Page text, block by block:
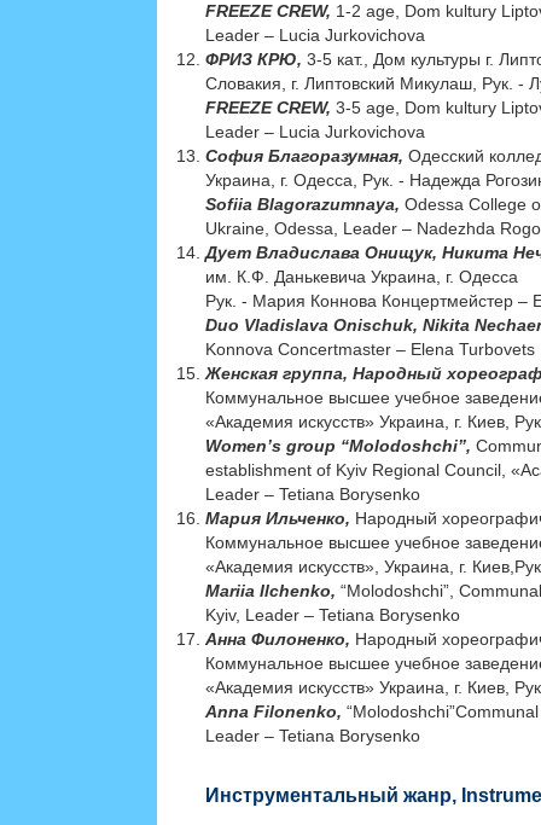
FREEZE CREW, 1-2 age, Dom kultury
Leader – Lucia Jurkovichova
ФРИЗ КРЮ, 3-5 кат., Дом культуры г.
Словакия, г. Липтовский Микулаш, Рук. -
FREEZE CREW, 3-5 age, Dom kultury
Leader – Lucia Jurkovichova
София Благоразумная, Одесский
Украина, г. Одесса, Рук. - Надежда
Sofiia Blagorazumnaya, Odessa College
Ukraine, Odessa, Leader – Nadezhda
Дует Владислава Онищук, Никита
им. К.Ф. Данькевича Украина, г. Одесса
Рук. - Мария Коннова Концертмейстер –
Duo Vladislava Onischuk, Nikita
Konnova Concertmaster – Elena Turbovets
Женская группа, Народный
Коммунальное высшее учебное
«Академия искусств» Украина, г. Киев,
Women’s group “Molodoshchi”,
establishment of Kyiv Regional Council,
Leader – Tetiana Borysenko
Мария Ильченко, Народный
Коммунальное высшее учебное
«Академия искусств», Украина, г.
Mariia Ilchenko, “Molodoshchi”,
Kyiv, Leader – Tetiana Borysenko
Анна Филоненко, Народный
Коммунальное высшее учебное
«Академия искусств» Украина, г. Киев,
Anna Filonenko,
Leader – Tetiana Borysenko
Инструментальный жанр,